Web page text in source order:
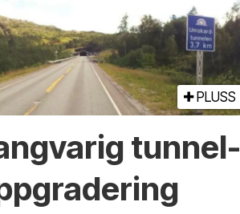
PLUSS
tunnel­